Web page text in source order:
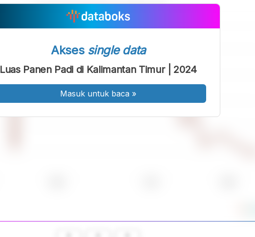
Akses single data
Luas Panen Padi di Kalimantan Timur | 2024
Masuk untuk baca »